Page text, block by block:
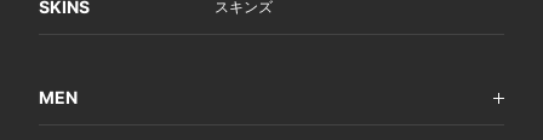
SKINS スキンズ
MEN